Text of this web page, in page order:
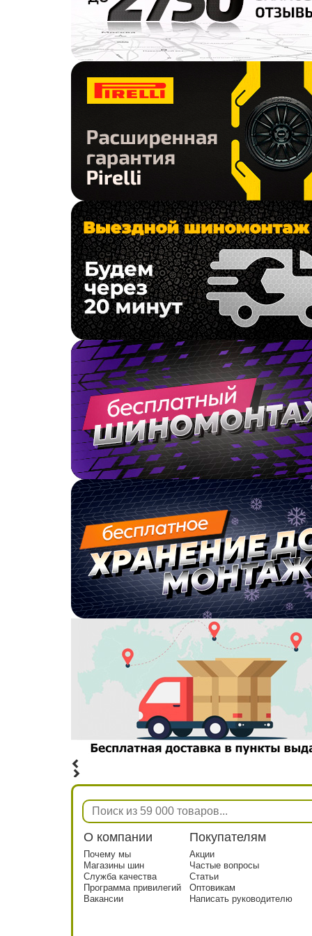
Torque
Total Trust
Tourador
Toyo
Tracmax
Trelleborg
Tri-ace
Tyrex
Unigrip
Uniroyal
Unistar
Viatti
Vinmax
Vittos
Voltyre
Vredestein
Wanda
Wanli
Warrior
Westlake
Wincross
WindPower
Windforce
Winrun
X-Grip
Yazd
Yokohama
ZMax
Zeetex
КШЗ
Кама
ОШЗ
О компании
Почему мы
Магазины шин
Служба качества
Программа привилегий
Вакансии
Покупателям
Акции
Частые вопросы
Статьи
Оптовикам
Написать руководителю